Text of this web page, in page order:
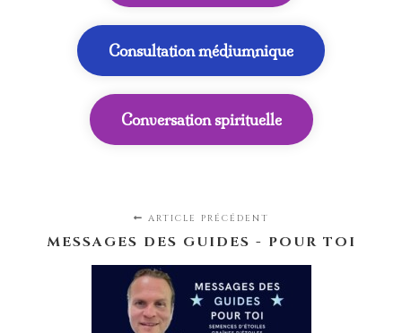
Consultation médiumnique
Conversation spirituelle
ARTICLE PRÉCÉDENT
MESSAGES DES GUIDES - POUR TOI